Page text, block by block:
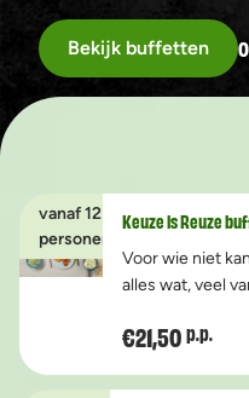
Bekijk buffetten
vanaf 12
personen
Keuze is Reuze
Voor wie niet
alles wat, veel
€21,50 p.p.